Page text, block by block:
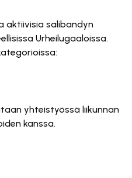
aktiivisia salibandyn
Urheilugaaloissa.
yhteistyössä liikunnan
kanssa.